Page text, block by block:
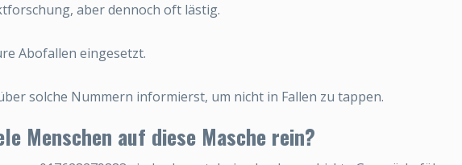
aber dennoch oft lästig.
Abofallen eingesetzt.
solche Nummern informierst, um nicht in Fallen zu tappen.
Menschen auf diese Masche rein?